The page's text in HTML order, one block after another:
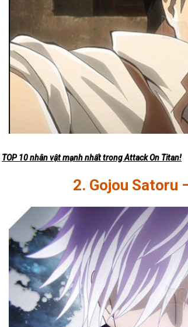
TOP 10 nhân vật mạnh nhất trong Attack On Titan!
2. Gojou Satoru